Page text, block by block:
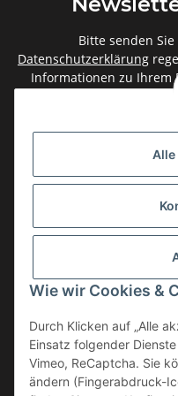
Alle
Wie wir Cookies &
Durch Klicken auf „Alle
Einsatz folgender
Vimeo, ReCaptcha. Sie
ändern (Fingerabdruck-
Bitte senden
Datenschutzerklärung
Informationen zu Ihrem
Gesetzliche Informationen
Informationen
Service
* Alle Preise inkl. gesetzlicher